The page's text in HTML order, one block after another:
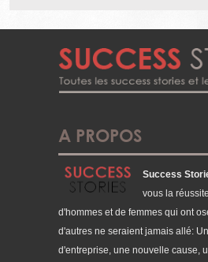
A PROPOS
Success
vous la
d'hommes et de femmes qui ont
d'autres ne seraient jamais allé:
d'entreprise, une nouvelle cause,